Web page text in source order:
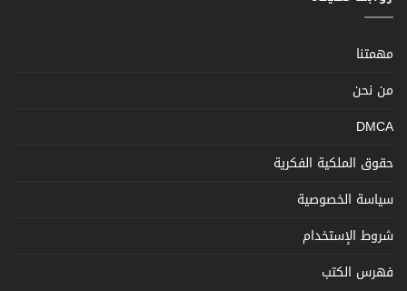
مهمتنا
من نحن
DMCA
حقوق الملكية الفكرية
سياسة الخصوصية
شروط الإستخدام
فهرس الكتب